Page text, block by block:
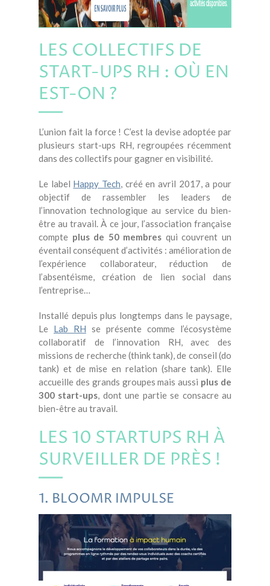
LES COLLECTIFS DE
START-UPS RH : OÙ EN
EST-ON ?
L’union fait la force ! C’est la devise adoptée par
plusieurs start-ups RH, regroupées récemment
dans des collectifs pour gagner en visibilité.
Le label Happy Tech, créé en avril 2017, a pour
objectif de rassembler les leaders de
l’innovation technologique au service du bien-
être au travail. À ce jour, l’association française
compte plus de 50 membres qui couvrent un
éventail conséquent d’activités : amélioration de
l’expérience collaborateur, réduction de
l’absentéisme, création de lien social dans
l’entreprise…
Installé depuis plus longtemps dans le paysage,
Le Lab RH se présente comme l’écosystème
collaboratif de l’innovation RH, avec des
missions de recherche (think tank), de conseil (do
tank) et de mise en relation (share tank). Elle
accueille des grands groupes mais aussi plus de
300 start-ups, dont une partie se consacre au
bien-être au travail.
LES 10 STARTUPS RH À
SURVEILLER DE PRÈS !
1. BLOOMR IMPULSE